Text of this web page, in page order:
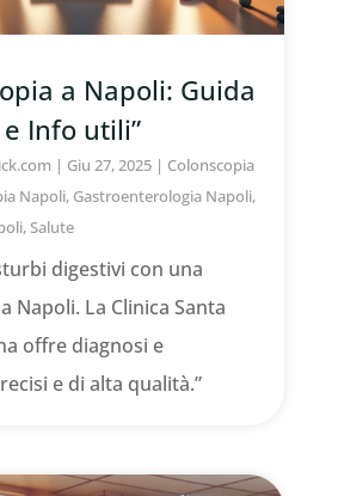
a Napoli: Guida
Info utili”
| Giu 27, 2025| Colonscopia
Napoli, Gastroenterologia Napoli,
, Salute
digestivi con una
Napoli. La Clinica Santa
offre diagnosi e
e di alta qualità.”